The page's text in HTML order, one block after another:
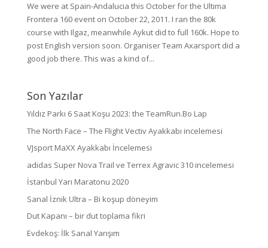
We were at Spain-Andalucia this October for the Ultima
Frontera 160 event on October 22, 2011. I ran the 80k
course with Ilgaz, meanwhile Aykut did to full 160k. Hope to
post English version soon. Organiser Team Axarsport did a
good job there. This was a kind of...
Son Yazılar
Yıldız Parkı 6 Saat Koşu 2023: the TeamRun.Bo Lap
The North Face – The Flight Vectiv Ayakkabı incelemesi
VJsport MaXX Ayakkabı İncelemesi
adidas Super Nova Trail ve Terrex Agravic 310 incelemesi
İstanbul Yarı Maratonu 2020
Sanal İznik Ultra – Bi koşup döneyim
Dut Kapanı – bir dut toplama fikri
Evdekoş: İlk Sanal Yarışım